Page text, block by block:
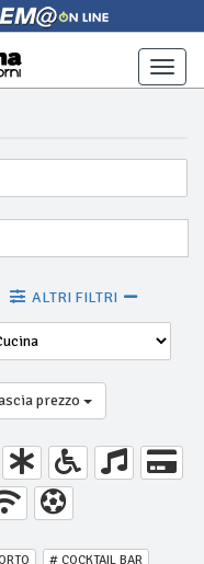
Toggle
ALTRI FILTRI
prezzo
# COCKTAIL BAR